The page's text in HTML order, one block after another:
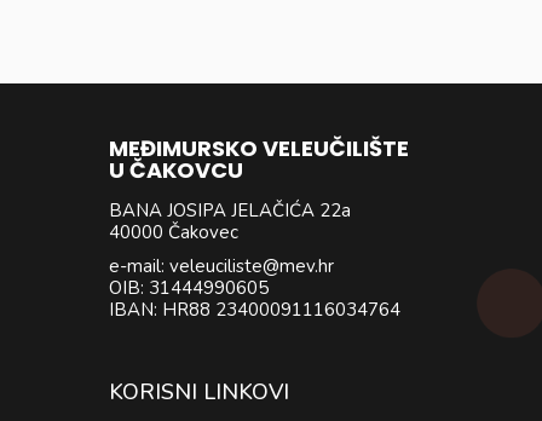
MEĐIMURSKO VELEUČILIŠTE
U ČAKOVCU
BANA JOSIPA JELAČIĆA 22a
40000 Čakovec
e-mail: veleuciliste@mev.hr
OIB: 31444990605
IBAN: HR88 23400091116034764
KORISNI LINKOVI